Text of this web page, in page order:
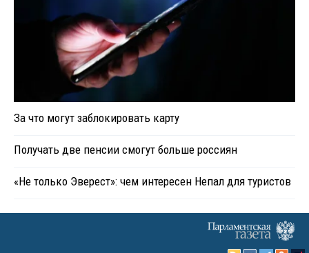
За что могут заблокировать карту
Получать две пенсии смогут больше россиян
«Не только Эверест»: чем интересен Непал для туристов